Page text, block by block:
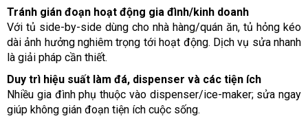
Tránh gián đoạn hoạt động gia đình/kinh doanh
Với tủ side-by-side dùng cho nhà hàng/quán ăn, tủ hỏng kéo
dài ảnh hưởng nghiêm trọng tới hoạt động. Dịch vụ sửa nhanh
là giải pháp cần thiết.
Duy trì hiệu suất làm đá, dispenser và các tiện ích
Nhiều gia đình phụ thuộc vào dispenser/ice-maker; sửa ngay
giúp không gián đoạn tiện ích cuộc sống.